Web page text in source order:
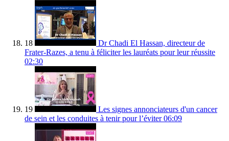
18
Dr Chadi El Hassan, directeur de
Frater-Razes, a tenu à féliciter les lauréats pour leur réussite
02:30
19
Les signes annonciateurs d'un cancer
de sein et les conduites à tenir pour l’éviter 06:09